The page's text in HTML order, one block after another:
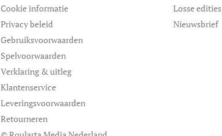
Cookie informatie
Privacy beleid
Gebruiksvoorwaarden
Spelvoorwaarden
Verklaring & uitleg
Klantenservice
Leveringsvoorwaarden
Retourneren
Losse edities
Nieuwsbrief